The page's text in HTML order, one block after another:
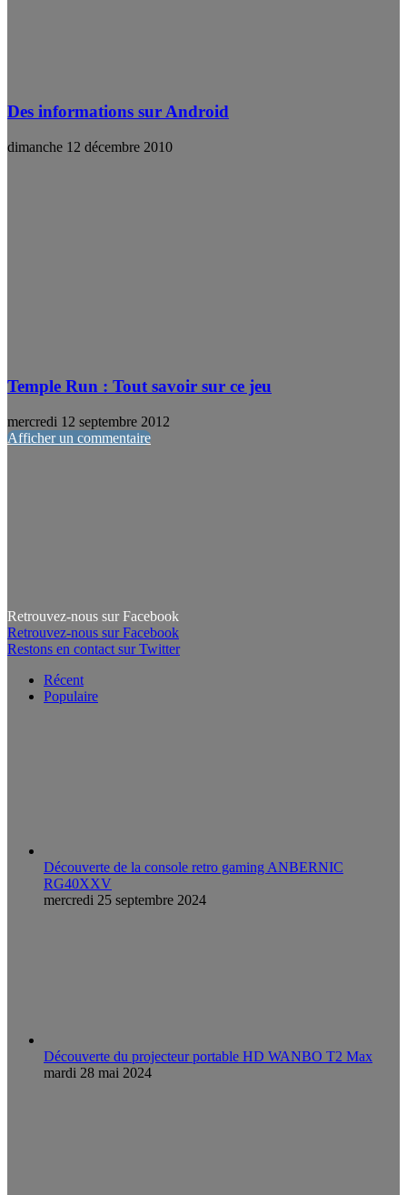
Des informations sur Android
dimanche 12 décembre 2010
Temple Run : Tout savoir sur ce jeu
mercredi 12 septembre 2012
Afficher un commentaire
Retrouvez-nous sur Facebook
Retrouvez-nous sur Facebook
Restons en contact sur Twitter
Récent
Populaire
Découverte de la console retro gaming ANBERNIC
RG40XXV
mercredi 25 septembre 2024
Découverte du projecteur portable HD WANBO T2 Max
mardi 28 mai 2024